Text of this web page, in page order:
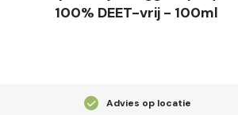
100% DEET-vrij - 100ml
Advies op locatie